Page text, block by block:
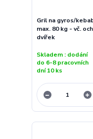
Gril na gyros/
max. 80 kg - vč.
dvířek
Skladem : dodání
do 6-8 pracovních
dní 10 ks